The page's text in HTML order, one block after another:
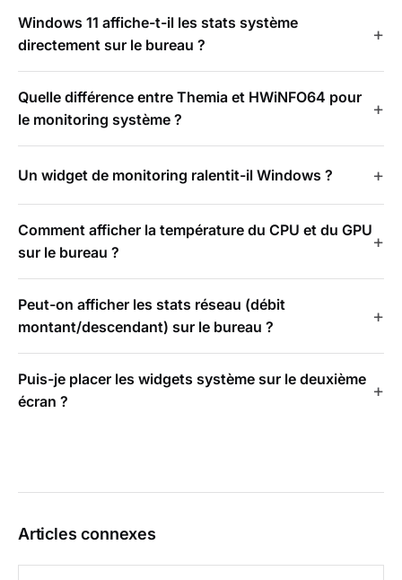
Windows 11 affiche-t-il les stats système
directement sur le bureau ?
Quelle différence entre Themia et HWiNFO64 pour
le monitoring système ?
Un widget de monitoring ralentit-il Windows ?
Comment afficher la température du CPU et du GPU
sur le bureau ?
Peut-on afficher les stats réseau (débit
montant/descendant) sur le bureau ?
Puis-je placer les widgets système sur le deuxième
écran ?
Articles connexes